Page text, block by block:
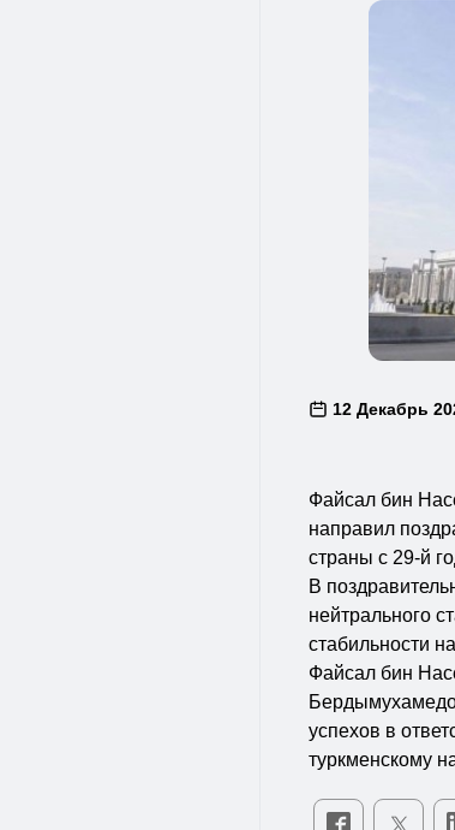
12 Декабрь
Файсал бин
направил
страны с 29-й
В
нейтрального
стабильности
Файсал бин
успехов в
туркменскому